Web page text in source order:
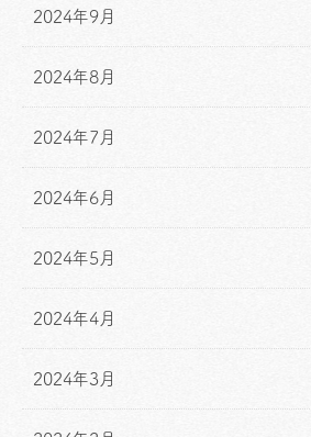
2024年9月
2024年8月
2024年7月
2024年6月
2024年5月
2024年4月
2024年3月